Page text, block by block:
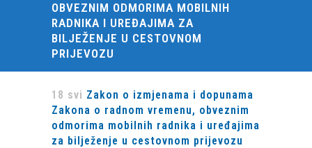
OBVEZNIM ODMORIMA MOBILNIH
RADNIKA I UREĐAJIMA ZA
BILJEŽENJE U CESTOVNOM
PRIJEVOZU
18 svi Zakon o izmjenama i dopunama
Zakona o radnom vremenu, obveznim
odmorima mobilnih radnika i uređajima
za bilježenje u cestovnom prijevozu